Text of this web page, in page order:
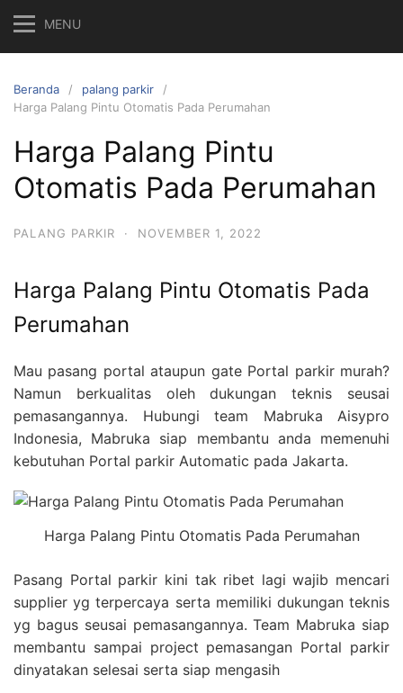
MENU
Beranda
palang parkir
Harga Palang Pintu Otomatis Pada Perumahan
Harga Palang Pintu
Otomatis Pada Perumahan
PALANG PARKIR · NOVEMBER 1, 2022
Harga Palang Pintu Otomatis Pada
Perumahan
Mau pasang portal ataupun gate Portal parkir murah?
Namun berkualitas oleh dukungan teknis seusai
pemasangannya. Hubungi team Mabruka Aisypro
Indonesia, Mabruka siap membantu anda memenuhi
kebutuhan Portal parkir Automatic pada Jakarta.
Harga Palang Pintu Otomatis Pada Perumahan
Pasang Portal parkir kini tak ribet lagi wajib mencari
supplier yg terpercaya serta memiliki dukungan teknis
yg bagus seusai pemasangannya. Team Mabruka siap
membantu sampai project pemasangan Portal parkir
dinyatakan selesai serta siap mengasih